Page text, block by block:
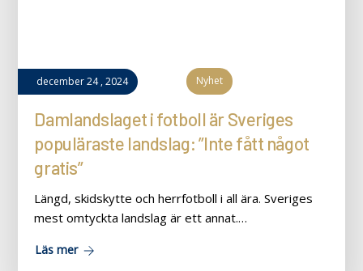
december 24,2024 Nyhet
Damlandslaget i fotboll är Sveriges
populäraste landslag: ”Inte fått något
gratis”
Längd, skidskytte och herrfotboll i all ära. Sveriges
mest omtyckta landslag är ett annat.…
Läs mer